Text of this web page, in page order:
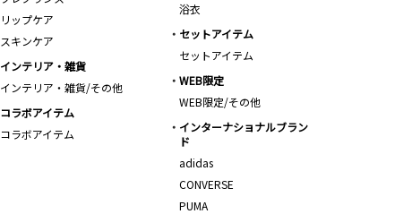
リップケア
スキンケア
浴衣
セットアイテム
セットアイテム
インテリア・雑貨
インテリア・雑貨/その他
WEB限定
WEB限定/その他
コラボアイテム
コラボアイテム
インターナショナルブラン
ド
adidas
CONVERSE
PUMA